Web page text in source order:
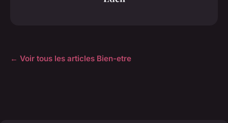
← Voir tous les articles Bien-etre